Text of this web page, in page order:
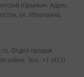
Юрьевич. Адрес
ул. Уборевича,
Отдел продаж
Тел.: +7 (423)